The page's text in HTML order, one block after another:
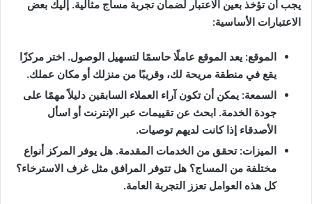
يجب أن تؤخذ بعين الاعتبار لضمان تجربة مساج مثالية. إليك بعض
الاعتبارات الأساسية:
الموقع: يعد الموقع عاملًا حاسمًا لتسهيل الوصول. اختر مركزًا
يقع في منطقة مريحة لك، وقريبًا من منزلك أو مكان عملك.
السمعة: يمكن أن تكون آراء العملاء السابقين دليلاً مهمًا على
جودة الخدمة. ابحث عن تقييمات عبر الإنترنت أو اسأل
الأصدقاء إذا كانت لديهم توصيات.
الميزات: تحقق من الخدمات المقدمة. هل يوفر المركز أنواع
مختلفة من المساج؟ هل تتوفر المرافق مثل غرف الاسترخاء؟
كل هذه العوامل تعزز التجربة العامة.